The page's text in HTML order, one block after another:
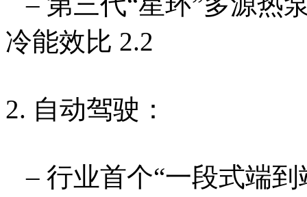
冷能效比 2.2
2. 自动驾驶：
– 行业首个“一段式端到